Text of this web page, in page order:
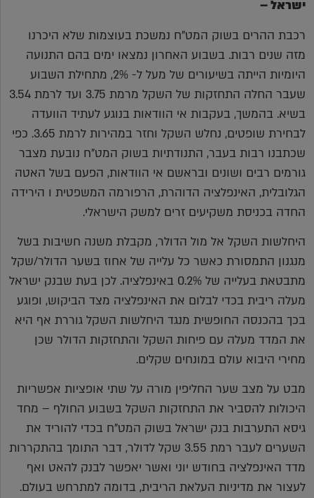
ישראל –
רכבת ההרים בשוק המט"ח נמשכת בעוצמות שלא היכרנו
מזה שנים רבות. בשבוע האחרון נמצאו ימים בהם התנועה
היומיות הייתה בשיעורים של מעל ל- 2%, מתחילת השבוע
שעבר החלה התחזקות של השקל מרמת 3.75 ועד לרמת 3.54
בשיא. בהמשך, בעקבות אי הוודאות בנוגע לעתיד הוועדה
לבחירת שופטים, נחלש השקל וחזר במהירות לרמת 3.65. כפי
שכתבנו רבות בעבר, התנודתיות בשוק המט"ח נובעת מצבר
גורמים רבים ושונים ובראשם אי הוודאות, הפעם בשל האטה
הגלובלית, האינפלציה הדוהרת, הרפורמה המשפטית ו הירידה
החדה בכניסת משקיעים זרים למשק הישראלי.
היחלשות השקל אל מול הדולר, מקבלת משנה חשיבות בשל
מנגנון התמסורת כאשר כל עלייה של אחוז בשער הדולר/שקל
מתבטאת בעלייה של 0.2% באינפלציה. לכן בעת שבנק ישראל
מעלה ריבית בכדי לבלום את האינפלציה מצד הביקוש, ופוגע
בכך בהכנסה החופשית מנגד היחלשות השקל גוררת אף היא
את המדד מעלה עם פיחות השקל והתחזקות הדולר שכן
מחירי היבוא עולם במונחים שקלים.
מבט על מצב שער החליפין מורה על שתי אופציות אפשריות
היכולות להסביר את התחזקות השקל בשבוע החולף – מחד
גיסא התערבות בנק ישראל בשוק המט"ח בכדי להוריד את
השערים לעבר רמת 3.55 שקל לדולר, דבר התומך בהתקררות
מדד האינפלציה בחודש יוני ואשר יאפשר לבנק להאט ואף
לעצור את מדיניות העלאת הריבית, בדומה למתרחש בעולם.